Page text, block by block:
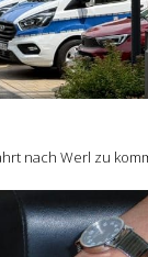
nach Werl zu